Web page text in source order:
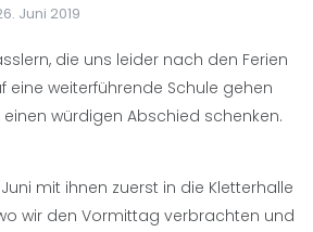
Juni 2019
die uns leider nach den Ferien
eine weiterführende Schule gehen
einen würdigen Abschied schenken.
mit ihnen zuerst in die Kletterhalle
wir den Vormittag verbrachten und